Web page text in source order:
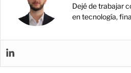
Dejé de trabajar
en tecnología,